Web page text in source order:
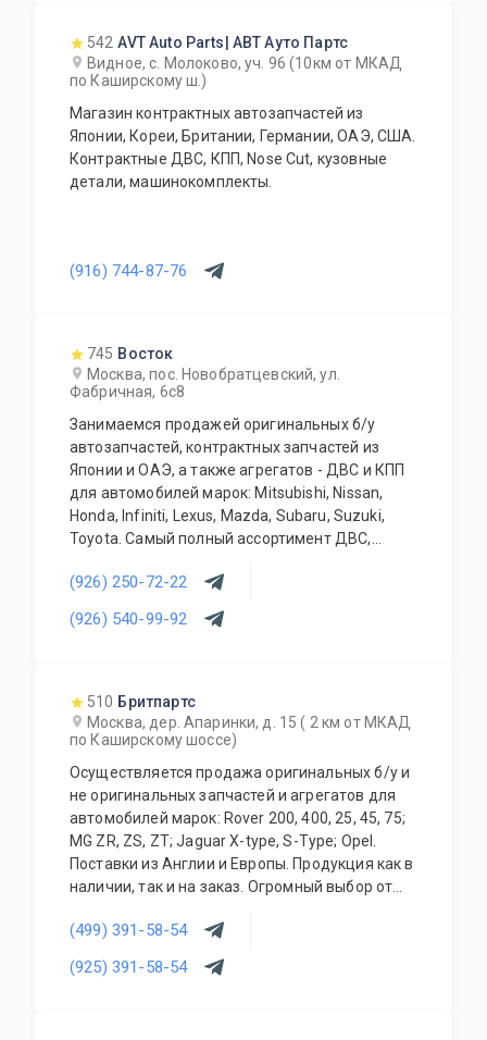
оптимальному для Вас бюджету.
542 AVT Auto Parts| АВТ Ауто Партс
Видное, с. Молоково, уч. 96 (10км от МКАД
по Каширскому ш.)
Магазин контрактных автозапчастей из
Японии, Кореи, Британии, Германии, ОАЭ, США.
Контрактные ДВС, КПП, Nose Cut, кузовные
детали, машинокомплекты.
(916) 744-87-76
745 Восток
Москва, пос. Новобратцевский, ул.
Фабричная, 6с8
Занимаемся продажей оригинальных б/у
автозапчастей, контрактных запчастей из
Японии и ОАЭ, а также агрегатов - ДВС и КПП
для автомобилей марок: Mitsubishi, Nissan,
Honda, Infiniti, Lexus, Mazda, Subaru, Suzuki,
Toyota. Самый полный ассортимент ДВС,
прочего. Предоставляется гарантия качества
на всю продукцию. Приемлемые цены и
система скидок для постоянных и оптовых
(926) 250-72-22
(926) 540-99-92
510 Бритпартс
Москва, дер. Апаринки, д. 15 ( 2 км от МКАД
по Каширскому шоссе)
Осуществляется продажа оригинальных б/у и
не оригинальных запчастей и агрегатов для
автомобилей марок: Rover 200, 400, 25, 45, 75;
MG ZR, ZS, ZT; Jaguar X-type, S-Type; Opel.
Поставки из Англии и Европы. Продукция как в
наличии, так и на заказ. Огромный выбор от
деталей по салону. Гарантия качества на
ассортимент. Работа с региональными
клиентами.
(499) 391-58-54
(925) 391-58-54